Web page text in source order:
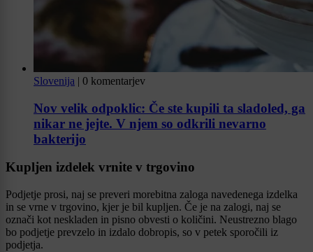
Slovenija | 0 komentarjev
Nov velik odpoklic: Če ste kupili ta sladoled, ga
nikar ne jejte. V njem so odkrili nevarno
bakterijo
Kupljen izdelek vrnite v trgovino
Podjetje prosi, naj se preveri morebitna zaloga navedenega izdelka
in se vrne v trgovino, kjer je bil kupljen. Če je na zalogi, naj se
označi kot neskladen in pisno obvesti o količini. Neustrezno blago
bo podjetje prevzelo in izdalo dobropis, so v petek sporočili iz
podjetja.